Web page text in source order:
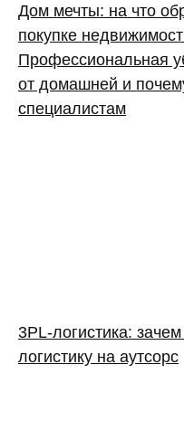
Дом мечты: на что
покупке
Профессиональная
от домашней и
специалистам
3PL‑логистика:
логистику на аутсорс